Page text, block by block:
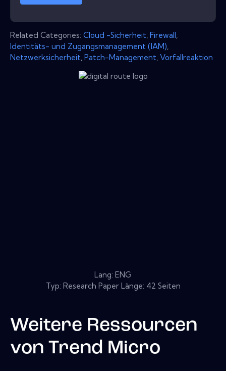
Related Categories: Cloud -Sicherheit Firewall
Identitäts- und Zugangsmanagement (IAM)
Netzwerksicherheit Patch-Management Vorfallreaktion
Lang: ENG
Typ: Research Paper Länge: 42 Seiten
Weitere Ressourcen
von Trend Micro